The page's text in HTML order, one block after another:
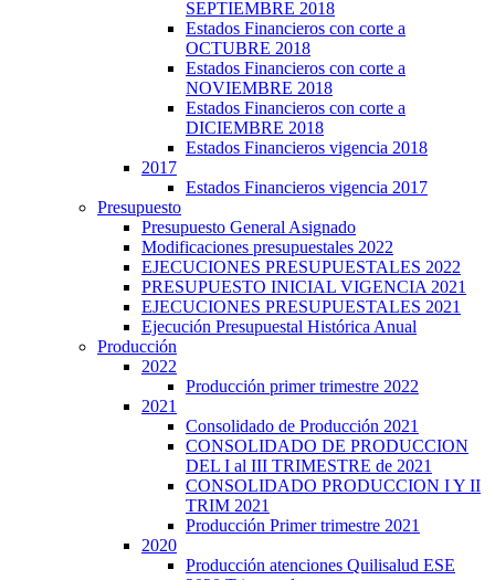
SEPTIEMBRE 2018
Estados Financieros con corte a
OCTUBRE 2018
Estados Financieros con corte a
NOVIEMBRE 2018
Estados Financieros con corte a
DICIEMBRE 2018
Estados Financieros vigencia 2018
2017
Estados Financieros vigencia 2017
Presupuesto
Presupuesto General Asignado
Modificaciones presupuestales 2022
EJECUCIONES PRESUPUESTALES 2022
PRESUPUESTO INICIAL VIGENCIA 2021
EJECUCIONES PRESUPUESTALES 2021
Ejecución Presupuestal Histórica Anual
Producción
2022
Producción primer trimestre 2022
2021
Consolidado de Producción 2021
CONSOLIDADO DE PRODUCCION
DEL I al III TRIMESTRE de 2021
CONSOLIDADO PRODUCCION I Y II
TRIM 2021
Producción Primer trimestre 2021
2020
Producción atenciones Quilisalud ESE